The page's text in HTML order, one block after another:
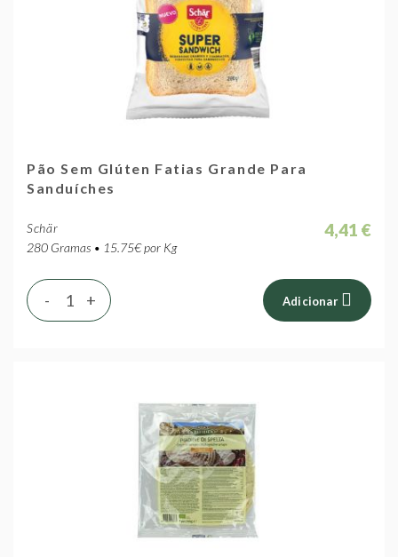
Pão Sem Glúten Fatias Grande Para
Sanduíches
Schär
280 Gramas • 15.75€ por Kg
4,41 €
+
- Adicionar